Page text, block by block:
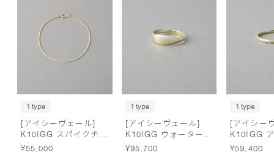
1 type
[アイシーヴェール]
K10IGG スパイクチェ
ーン ブレスレット
¥55,000
1 type
[アイシーヴェール]
K10IGG ウォーター
リング
¥95,700
1 type
[アイシー
K10IGG
グ
¥59,400